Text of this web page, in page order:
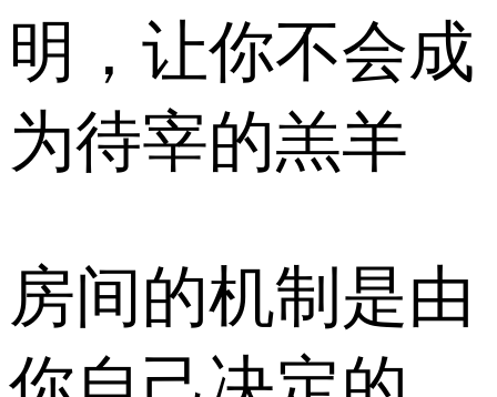
明，让你不会成
为待宰的羔羊
房间的机制是由